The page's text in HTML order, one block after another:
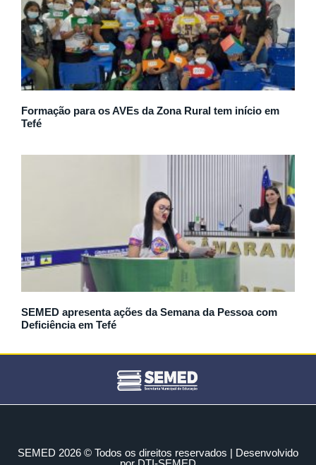
Formação para os AVEs da Zona Rural tem início em
Tefé
SEMED apresenta ações da Semana da Pessoa com
Deficiência em Tefé
SEMED 2026 © Todos os direitos reservados | Desenvolvido